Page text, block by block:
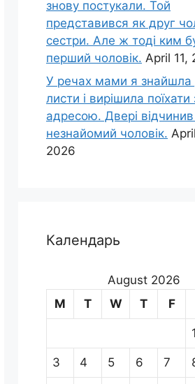
знову постукали. Той
представився як друг
сестри. Але ж тоді ким
перший чоловік. April 11,
У речах мами я знайшла
листи і вирішила поїхати
адресою. Двері відчинив
незнайомий чоловік.
2026
Календарь
August 2026
M
T W T F
1
3 4 5 6 7